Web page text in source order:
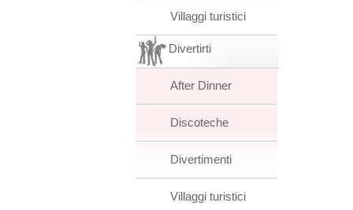
Villaggi turistici
Divertirti
After Dinner
Discoteche
Divertimenti
Villaggi turistici